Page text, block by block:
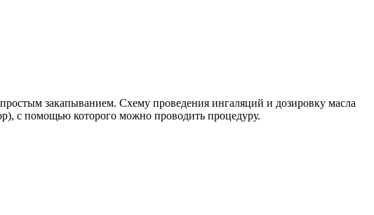
закапыванием. Схему проведения ингаляций и дозировку масла
с помощью которого можно проводить процедуру.